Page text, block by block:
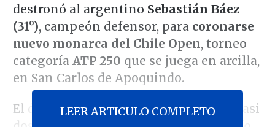
destronó al argentino Sebastián Báez
(31°), campeón defensor, para coronarse
nuevo monarca del Chile Open, torneo
categoría ATP 250 que se juega en arcilla,
en San Carlos de Apoquindo.
El duelo fue parejo y se extendió por casi
LEER ARTICULO COMPLETO